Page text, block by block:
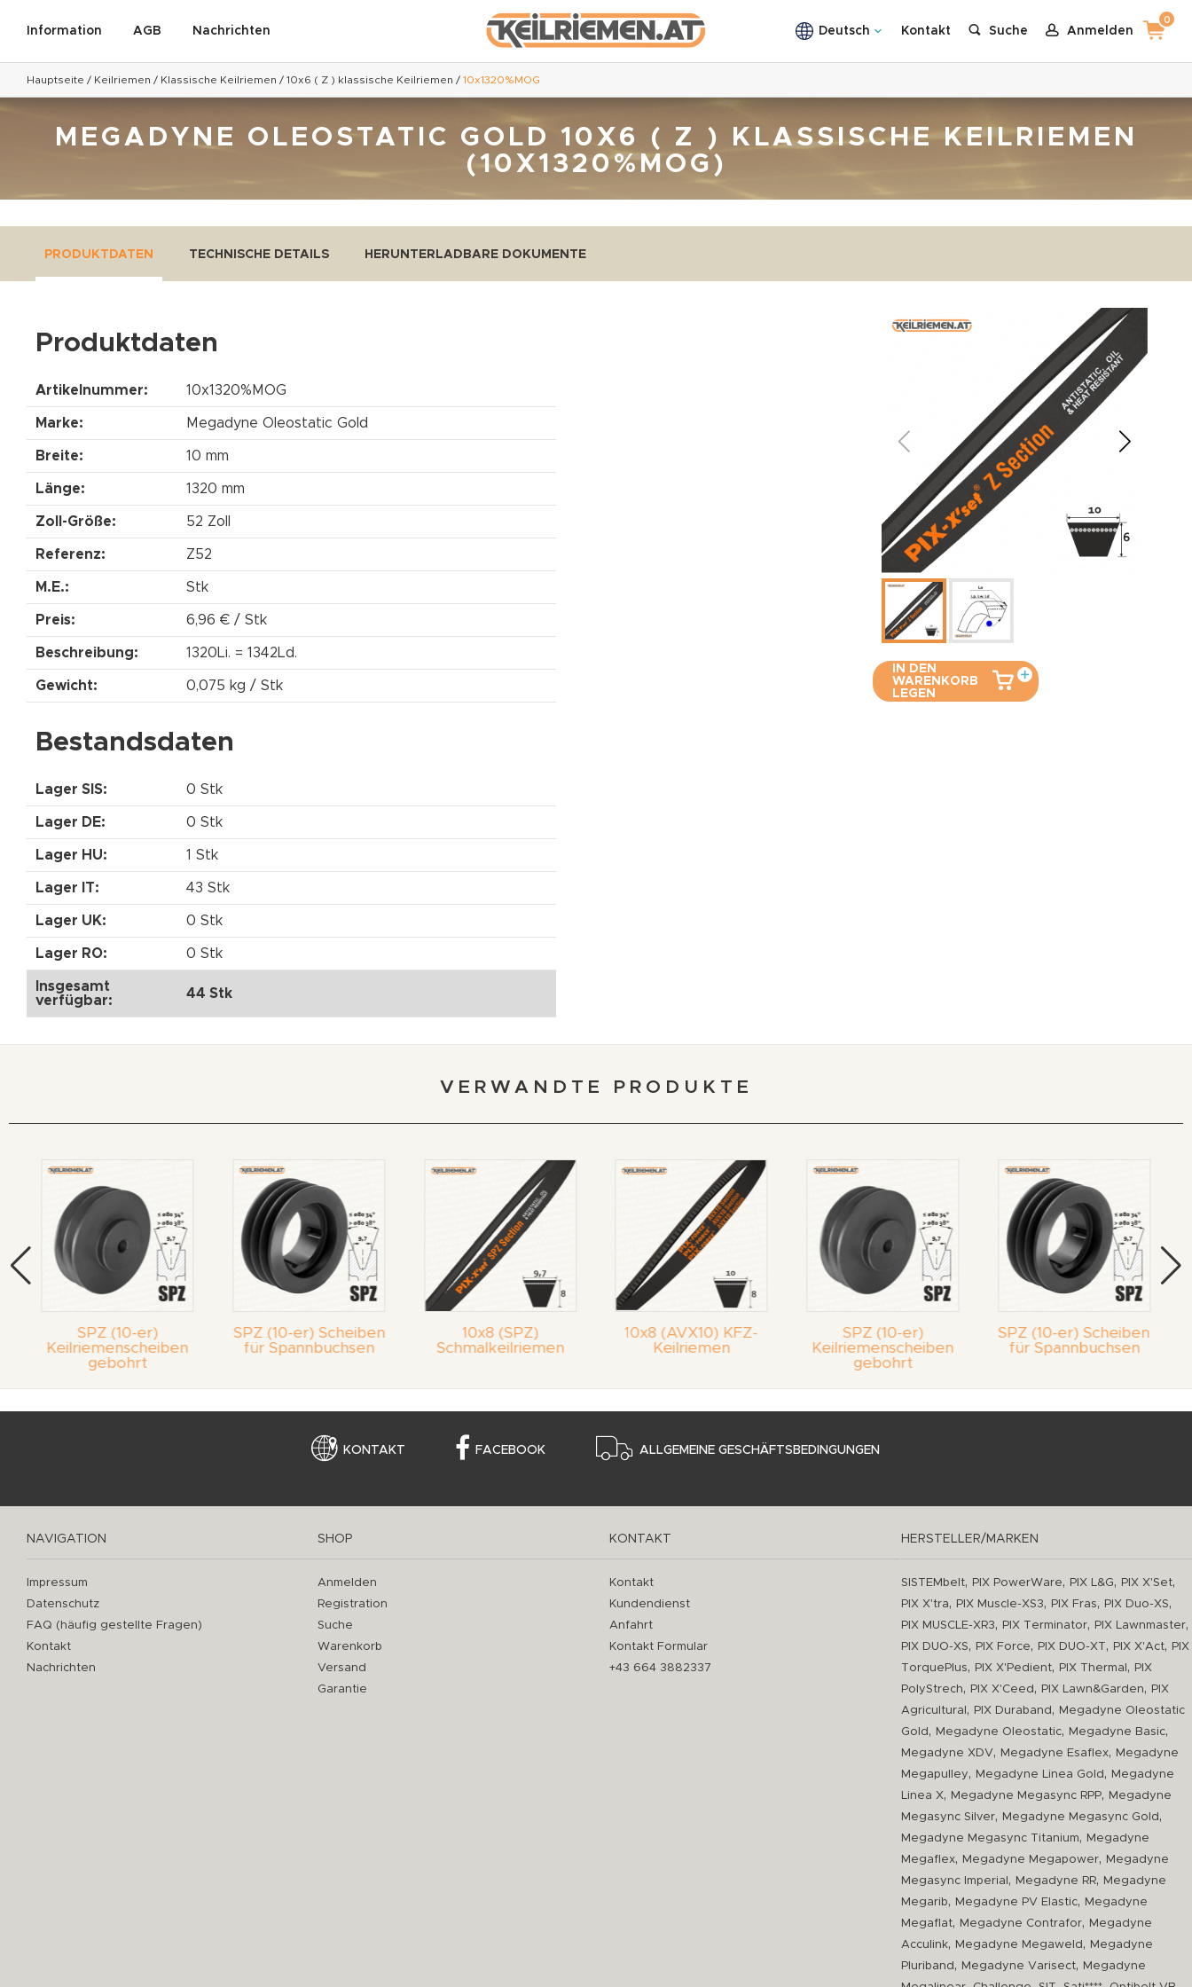
Information AGB Nachrichten Deutsch Kontakt Suche Anmelden
0
Hauptseite / Keilriemen / Klassische Keilriemen / 10x6 ( Z ) klassische Keilriemen / 10x1320%MOG
MEGADYNE OLEOSTATIC GOLD 10X6 ( Z ) KLASSISCHE KEILRIEMEN
(10X1320%MOG)
PRODUKTDATEN TECHNISCHE DETAILS HERUNTERLADBARE DOKUMENTE
Produktdaten
Artikelnummer: 10x1320%MOG
Marke: Megadyne Oleostatic Gold
Breite: 10 mm
Länge: 1320 mm
Zoll-Größe: 52 Zoll
Referenz: Z52
M.E.: Stk
Preis: 6,96 € / Stk
Beschreibung: 1320Li. = 1342Ld.
Gewicht: 0,075 kg / Stk
Bestandsdaten
Lager SIS: 0 Stk
Lager DE: 0 Stk
Lager HU: 1 Stk
Lager IT: 43 Stk
Lager UK: 0 Stk
Lager RO: 0 Stk
Insgesamt
verfügbar:
44 Stk
IN DEN
WARENKORB
LEGEN
VERWANDTE PRODUKTE
SPZ (10-er)
Keilriemenscheiben
gebohrt
SPZ (10-er) Scheiben
für Spannbuchsen
10x8 (SPZ)
Schmalkeilriemen
10x8 (AVX10) KFZ-
Keilriemen
SPZ (10-er)
Keilriemenscheiben
gebohrt
SPZ (10-er) Scheiben
für Spannbuchsen
KONTAKT FACEBOOK ALLGEMEINE GESCHÄFTSBEDINGUNGEN
NAVIGATION
Impressum
Datenschutz
FAQ (häufig gestellte Fragen)
Kontakt
Nachrichten
SHOP
Anmelden
Registration
Suche
Warenkorb
Versand
Garantie
KONTAKT
Kontakt
Kundendienst
Anfahrt
Kontakt Formular
+43 664 3882337
HERSTELLER/MARKEN
SISTEMbelt, PIX PowerWare, PIX L&G, PIX X'Set,
PIX X'tra, PIX Muscle-XS3, PIX Fras, PIX Duo-XS,
PIX MUSCLE-XR3, PIX Terminator, PIX Lawnmaster,
PIX DUO-XS, PIX Force, PIX DUO-XT , PIX X'Act,
PIX
TorquePlus, PIX X'Pedient, PIX Thermal ,
PIX
PolyStrech, PIX X'Ceed , PIX Lawn&Garden,
PIX
Agricultural , PIX Duraband ,
Megadyne Oleostatic
Gold , Megadyne Oleostatic, Megadyne Basic,
Megadyne XDV, Megadyne Esaflex,
Megadyne
Megapulley, Megadyne Linea Gold ,
Megadyne
Linea X, Megadyne Megasync RPP,
Megadyne
Megasync Silver, Megadyne Megasync Gold ,
Megadyne Megasync Titanium,
Megadyne
Megaflex, Megadyne Megapower,
Megadyne
Megasync Imperial , Megadyne RR,
Megadyne
Megarib, Megadyne PV Elastic,
Megadyne
Megaflat, Megadyne Contrafor,
Megadyne
Acculink, Megadyne Megaweld ,
Megadyne
Pluriband , Megadyne Varisect,
Megadyne